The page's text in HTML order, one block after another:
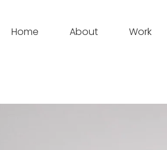
Home About Work